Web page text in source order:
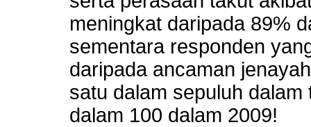
meningkat daripada 89%
sementara responden
daripada ancaman
satu dalam sepuluh
dalam 100 dalam 2009!